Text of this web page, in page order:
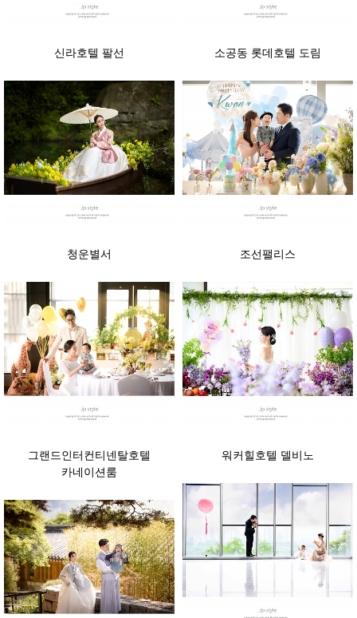
신라호텔 팔선 소공동 롯데호텔 도림
청운별서 조선팰리스
그랜드인터컨티넨탈호텔
카네이션룸
워커힐호텔 델비노